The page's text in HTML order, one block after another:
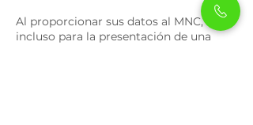
Al proporcionar sus datos al MNC,
incluso para la presentación de una